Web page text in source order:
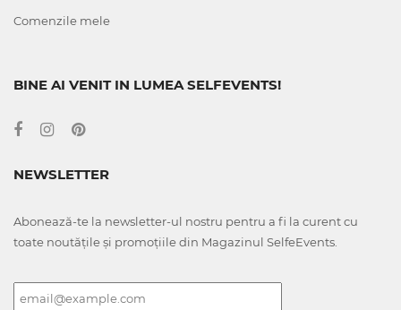
Comenzile mele
BINE AI VENIT IN LUMEA SELFEVENTS!
NEWSLETTER
Abonează-te la newsletter-ul nostru pentru a fi la curent cu
toate noutățile și promoțiile din Magazinul SelfeEvents.